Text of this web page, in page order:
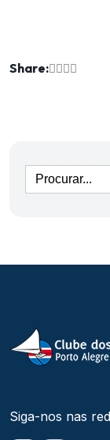
Share:
Siga-nos nas